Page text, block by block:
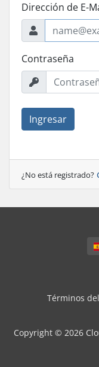
Dirección de E-
Contraseña
Ingresar
¿No está registrado?
Términos
Copyright © 2026